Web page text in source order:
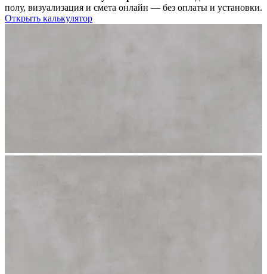
полу, визуализация и смета онлайн — без оплаты и установки.
Открыть калькулятор